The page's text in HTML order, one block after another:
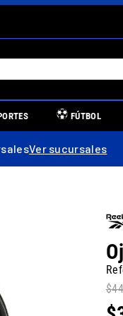
FÚTBOL
Ver sucursales
$44